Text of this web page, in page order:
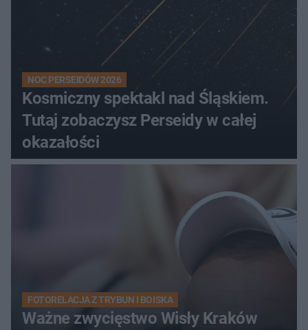
NOC PERSEIDÓW 2026
Kosmiczny spektakl nad Śląskiem.
Tutaj zobaczysz Perseidy w całej
okazałości
FOTORELACJA Z TRYBUN I BOISKA
Ważne zwycięstwo Wisły Kraków